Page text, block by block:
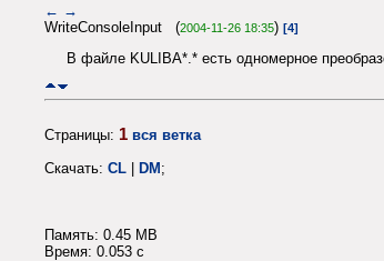
← →
WriteConsoleInput (2004-11-26 18:35) [4]
В файле KULIBA*.* есть одномерное
Страницы: 1 вся ветка
Скачать: CL | DM;
Память: 0.45 MB
Время: 0.053 c